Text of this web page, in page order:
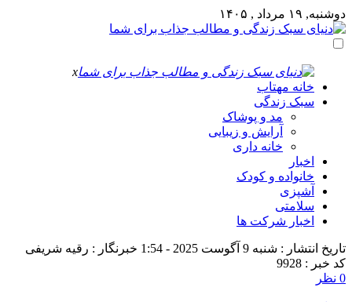
دوشنبه, ۱۹ مرداد , ۱۴۰۵
x
خانه مهتاب
سبک زندگی
مد و پوشاک
آرایش و زیبایی
خانه داری
اخبار
خانواده و کودک
آشپزی
سلامتی
اخبار شرکت ها
تاریخ انتشار : شنبه 9 آگوست 2025 - 1:54
خبرنگار : رقیه شریفی
کد خبر : 9928
0 نظر